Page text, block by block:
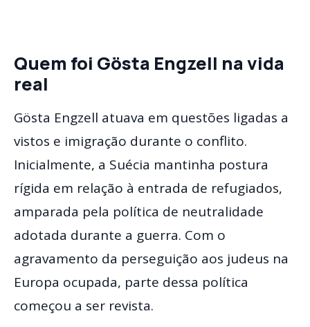
Quem foi Gösta Engzell na vida
real
Gösta Engzell atuava em questões ligadas a
vistos e imigração durante o conflito.
Inicialmente, a Suécia mantinha postura
rígida em relação à entrada de refugiados,
amparada pela política de neutralidade
adotada durante a guerra. Com o
agravamento da perseguição aos judeus na
Europa ocupada, parte dessa política
começou a ser revista.